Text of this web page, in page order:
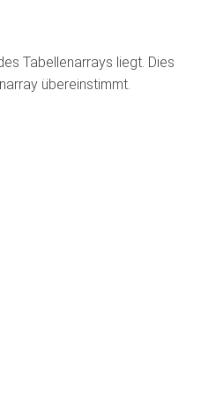
Tabellenarrays liegt. Dies
übereinstimmt.